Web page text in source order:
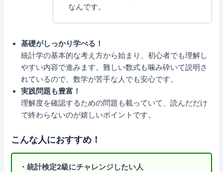
なんです。
基礎がしっかり学べる！
統計学の基本的な考え方から始まり、初心者でも理解し
やすい内容で進みます。難しい数式も噛み砕いて説明さ
れているので、数学が苦手な人でも安心です。
実践問題も豊富！
理解度を確認するための問題も載っていて、読んだだけ
で終わらないのが嬉しいポイントです。
こんな人におすすめ！
・統計検定2級にチャレンジしたい人